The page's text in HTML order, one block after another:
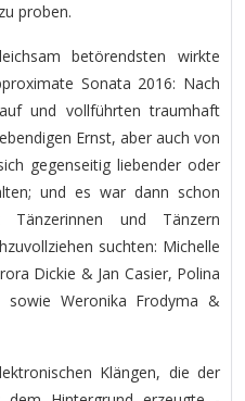
proben.
betörendsten wirkte
Sonata 2016: Nach
und vollführten traumhaft
Ernst, aber auch von
gegenseitig liebender oder
und es war dann schon
Tänzerinnen und Tänzern
suchten: Michelle
Dickie & Jan Casier, Polina
sowie Weronika Frodyma &
Klängen, die der